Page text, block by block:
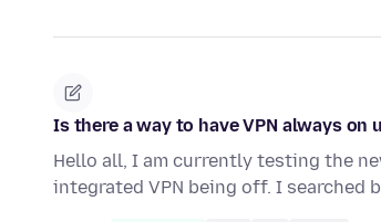
Is there a way to have VPN always on
Hello all, I am currently testing the
integrated VPN being off. I searched